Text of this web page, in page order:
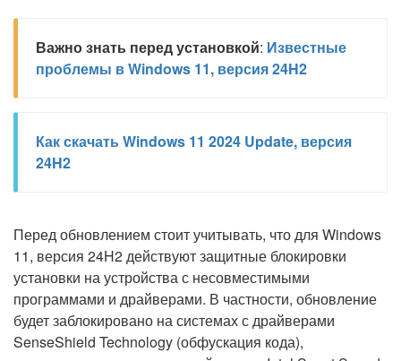
Важно знать перед установкой: Известные
проблемы в Windows 11, версия 24H2
Как скачать Windows 11 2024 Update, версия
24H2
Перед обновлением стоит учитывать, что для Windows
11, версия 24H2 действуют защитные блокировки
установки на устройства с несовместимыми
программами и драйверами. В частности, обновление
будет заблокировано на системах с драйверами
SenseShield Technology (обфускация кода),